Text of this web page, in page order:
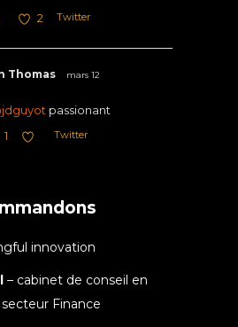
2 Twitter
Thomas mars 12
passionant
1 Twitter
innovation
– cabinet de conseil en
Finance